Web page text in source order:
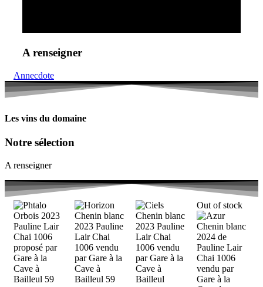
A renseigner
Annecdote
Les vins du domaine
Notre sélection
A renseigner
Out of stock